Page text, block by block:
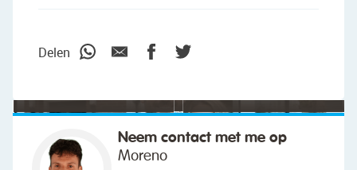
Delen
Neem contact met me op
Moreno